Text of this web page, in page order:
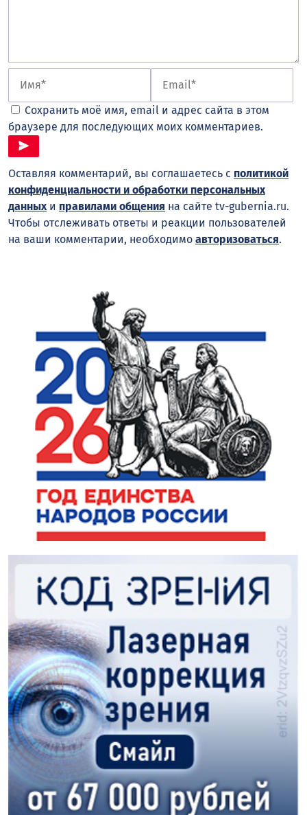
Сохранить моё имя, email и адрес сайта в этом
браузере для последующих моих комментариев.
Оставляя комментарий, вы соглашаетесь с политикой
конфиденциальности и обработки персональных
данныхи правилами общения на сайте tv-gubernia.ru.
Чтобы отслеживать ответы и реакции пользователей
на ваши комментарии, необходимо авторизоваться.